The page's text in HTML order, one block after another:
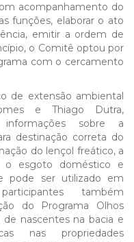
acompanhamento do
funções, elaborar o ato
emitir a ordem de
o Comitê optou por
com o cercamento
de extensão ambiental
e Thiago Dutra,
informações sobre a
destinação correta do
do lençol freático, a
o esgoto doméstico e
pode ser utilizado em
também
do Programa Olhos
de nascentes na bacia e
nas propriedades